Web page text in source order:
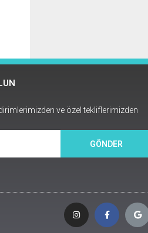
ve özel tekliflerimizden
GÖNDER